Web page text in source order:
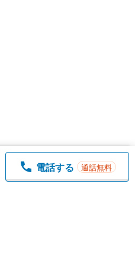
一覧を開く
電話する 通話無料